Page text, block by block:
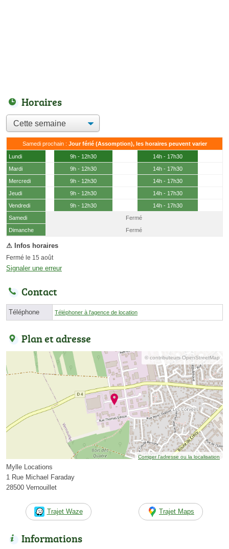
Horaires
Samedi prochain : Jour férié (Assomption), les horaires peuvent varier
Lundi 9h - 12h30
14h - 17h30
Mardi
9h - 12h30
14h - 17h30
Mercredi
9h - 12h30
14h - 17h30
Jeudi
9h - 12h30
14h - 17h30
Vendredi
9h - 12h30
14h - 17h30
Samedi
(15 août)
Fermé
Dimanche
Fermé
Fermé le 15 août
Signaler une erreur
Contact
Téléphone Téléphoner à l'agence de location
Plan et adresse
© contributeurs OpenStreetMap
Corriger l’adresse ou la localisation
Mylle Locations
1 Rue Michael Faraday
28500 Vernouillet
Trajet Waze Trajet Maps
Informations